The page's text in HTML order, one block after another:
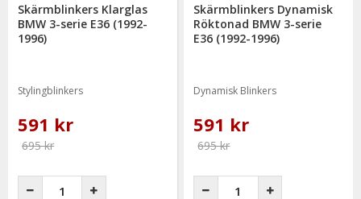
Skärmblinkers Klarglas
BMW 3-serie E36 (1992-
1996)
Stylingblinkers
591 kr
695 kr
Skärmblinkers Dynamisk
Röktonad BMW 3-serie
E36 (1992-1996)
Dynamisk Blinkers
591 kr
695 kr